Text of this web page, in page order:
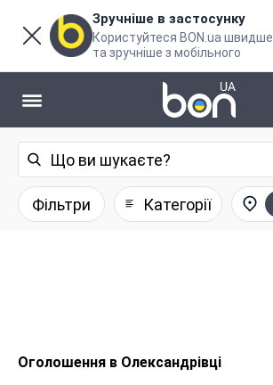
Зручніше в застосунку
Користуйтеся BON.ua швидше
та зручніше з мобільного
Фільтри Категорії
Оголошення в Олександрівці